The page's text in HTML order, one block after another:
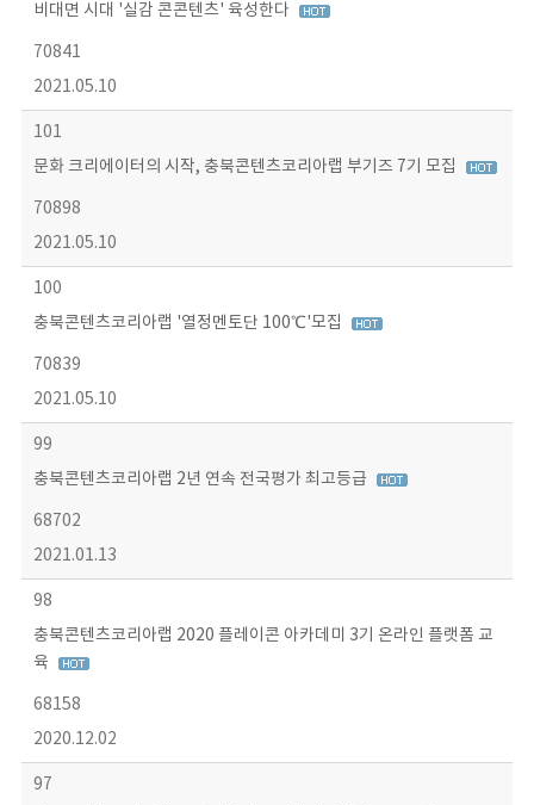
비대면 시대 '실감 콘콘텐츠' 육성한다
70841
2021.05.10
101
문화 크리에이터의 시작, 충북콘텐츠코리아랩 부기즈 7기 모집
70898
2021.05.10
100
충북콘텐츠코리아랩 '열정멘토단 100℃'모집
70839
2021.05.10
99
충북콘텐츠코리아랩 2년 연속 전국평가 최고등급
68702
2021.01.13
98
충북콘텐츠코리아랩 2020 플레이콘 아카데미 3기 온라인 플랫폼 교
육
68158
2020.12.02
97